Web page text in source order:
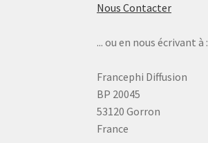
Nous Contacter
... ou en nous écrivant à :
Francephi Diffusion
BP 20045
53120 Gorron
France